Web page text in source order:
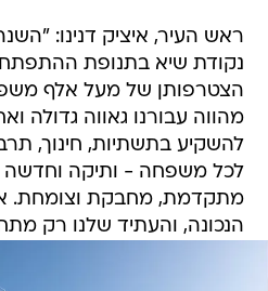
ראש העיר, איציק דנינו:
נקודת שיא בתנופת
הצטרפותן של מעל אלף
מהווה עבורנו גאווה גדולה
להשקיע בתשתיות, חינוך,
לכל משפחה - ותיקה וחדשה
מתקדמת, מחבקת וצומחת.
הנכונה, והעתיד שלנו רק